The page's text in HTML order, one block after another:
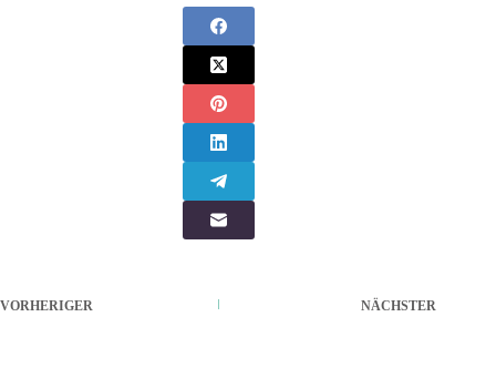
VORHERIGER NÄCHSTER